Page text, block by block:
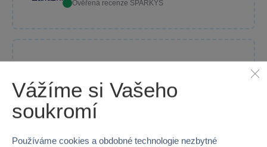
Ověřená recenze SPARKYS
architektonické skvosty
Londýna sestavit a mít
památku na výlet s rodiči
na celý život.
Vážíme si Vašeho
soukromí
Používáme cookies a obdobné technologie nezbytné